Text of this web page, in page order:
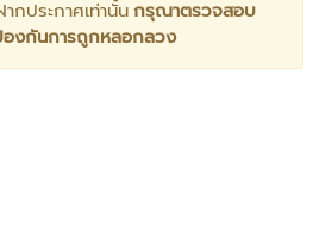
กประกาศเท่านั้น กรุณาตรวจสอบ
งกันการถูกหลอกลวง